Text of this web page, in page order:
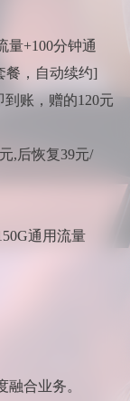
量+100分钟通
餐，自动续约]
到账，赠的120元
,后恢复39元/
通用流量
合业务。